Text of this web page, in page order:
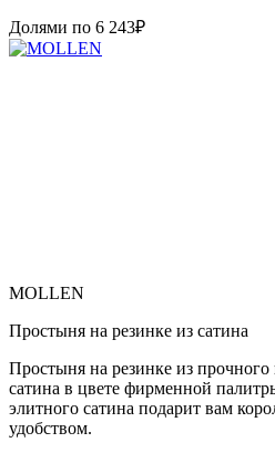
Долями по 6 243₽
MOLLEN
Простыня на резинке из сатина
Простыня на резинке из
сатина в цвете фирменной
элитного сатина подарит вам
удобством.